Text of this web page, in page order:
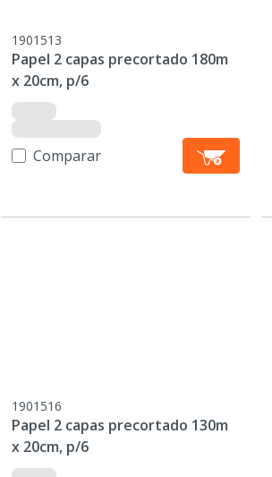
1901513
Papel 2 capas precortado 180m
x 20cm, p/6
Comparar
1901516
Papel 2 capas precortado 130m
x 20cm, p/6